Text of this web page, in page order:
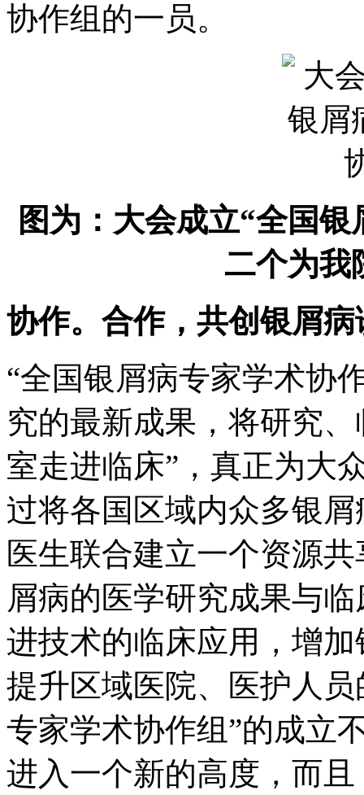
协作组的一员。
图为：大会成立“全国
二个为我
协作。合作，共创银屑
“全国银屑病专家学术协
究的最新成果，将研究
室走进临床”，真正为大
过将各国区域内众多银
医生联合建立一个资源
屑病的医学研究成果与
进技术的临床应用，增
提升区域医院、医护人
专家学术协作组”的成立
进入一个新的高度，而